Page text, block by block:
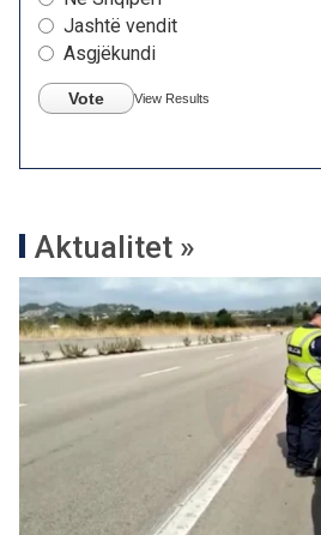
Jashtë vendit
Asgjëkundi
Vote View Results
Aktualitet »